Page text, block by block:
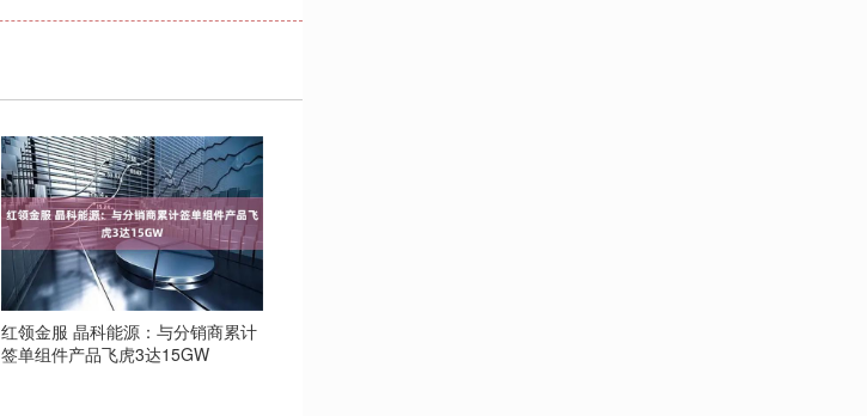
红领金服 晶科能源：与分销商累计
签单组件产品飞虎3达15GW